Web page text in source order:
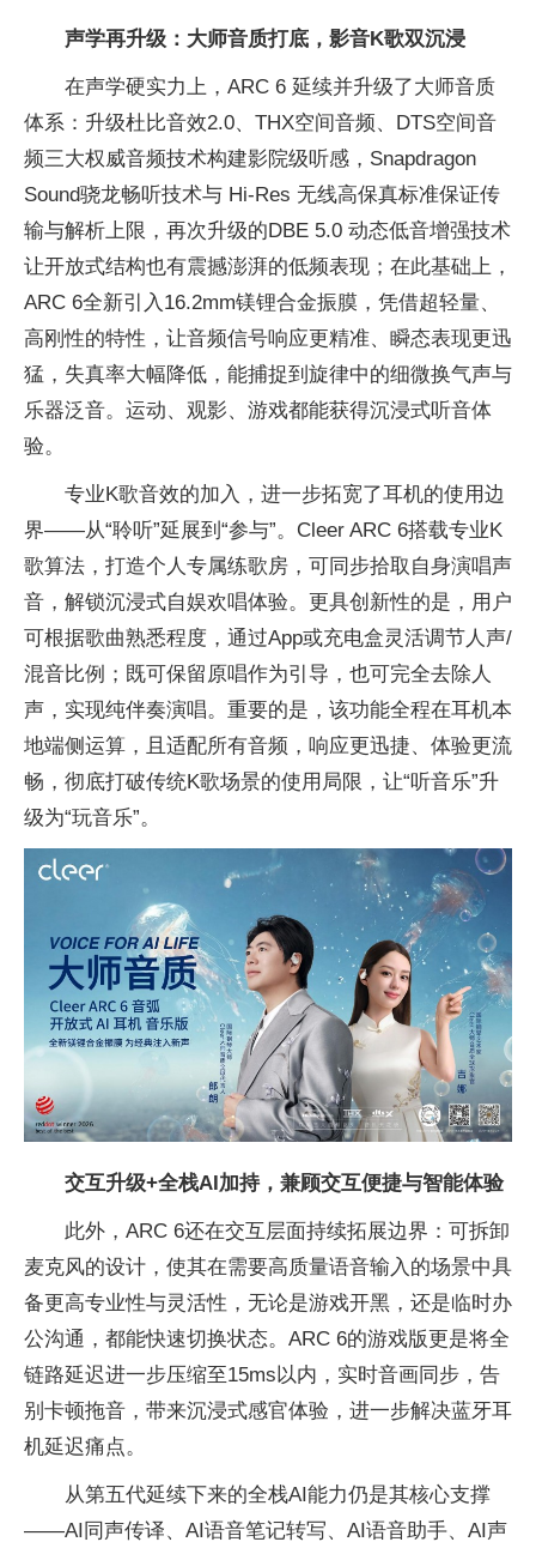
声学再升级：大师音质打底，影音K歌双沉浸
在声学硬实力上，ARC 6 延续并升级了大师音质
体系：升级杜比音效2.0、THX空间音频、DTS空间音
频三大权威音频技术构建影院级听感，Snapdragon
Sound骁龙畅听技术与 Hi-Res 无线高保真标准保证传
输与解析上限，再次升级的DBE 5.0 动态低音增强技术
让开放式结构也有震撼澎湃的低频表现；在此基础上，
ARC 6全新引入16.2mm镁锂合金振膜，凭借超轻量、
高刚性的特性，让音频信号响应更精准、瞬态表现更迅
猛，失真率大幅降低，能捕捉到旋律中的细微换气声与
乐器泛音。运动、观影、游戏都能获得沉浸式听音体
验。
专业K歌音效的加入，进一步拓宽了耳机的使用边
界——从“聆听”延展到“参与”。Cleer ARC 6搭载专业K
歌算法，打造个人专属练歌房，可同步拾取自身演唱声
音，解锁沉浸式自娱欢唱体验。更具创新性的是，用户
可根据歌曲熟悉程度，通过App或充电盒灵活调节人声/
混音比例；既可保留原唱作为引导，也可完全去除人
声，实现纯伴奏演唱。重要的是，该功能全程在耳机本
地端侧运算，且适配所有音频，响应更迅捷、体验更流
畅，彻底打破传统K歌场景的使用局限，让“听音乐”升
级为“玩音乐”。
交互升级+全栈AI加持，兼顾交互便捷与智能体验
此外，ARC 6还在交互层面持续拓展边界：可拆卸
麦克风的设计，使其在需要高质量语音输入的场景中具
备更高专业性与灵活性，无论是游戏开黑，还是临时办
公沟通，都能快速切换状态。ARC 6的游戏版更是将全
链路延迟进一步压缩至15ms以内，实时音画同步，告
别卡顿拖音，带来沉浸式感官体验，进一步解决蓝牙耳
机延迟痛点。
从第五代延续下来的全栈AI能力仍是其核心支撑
——AI同声传译、AI语音笔记转写、AI语音助手、AI声